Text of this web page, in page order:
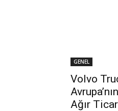
GENEL
Volvo
Ağır